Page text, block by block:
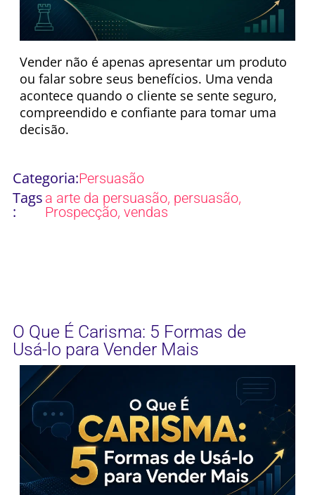
Vender não é apenas apresentar um produto
ou falar sobre seus benefícios. Uma venda
acontece quando o cliente se sente seguro,
compreendido e confiante para tomar uma
decisão.
Categoria:Persuasão
Tags
:
a arte da persuasão, persuasão,
Prospecção, vendas
O Que É Carisma: 5 Formas de
Usá-lo para Vender Mais